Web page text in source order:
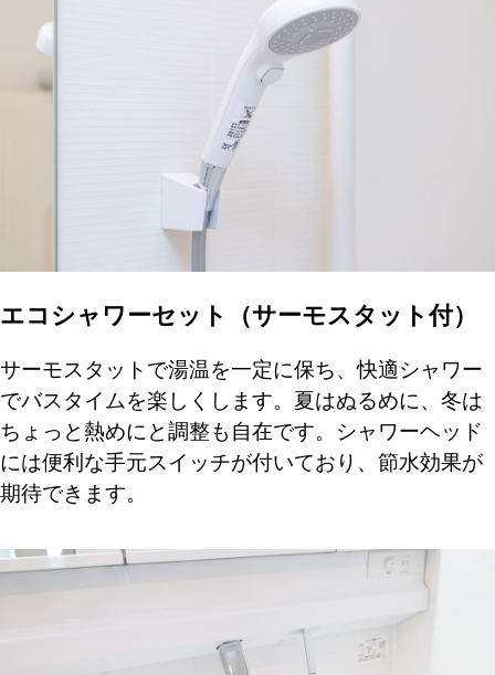
エコシャワーセット（サーモスタット付）
サーモスタットで湯温を一定に保ち、快適シャワー
でバスタイムを楽しくします。夏はぬるめに、冬は
ちょっと熱めにと調整も自在です。シャワーヘッド
には便利な手元スイッチが付いており、節水効果が
期待できます。